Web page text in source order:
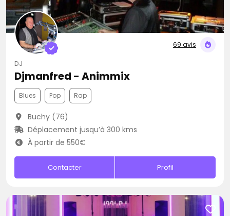
69 avis
DJ
Djmanfred - Animmix
Blues Pop Rap
Buchy (76)
Déplacement jusqu’à 300 kms
À partir de 550€
Contacter Profil